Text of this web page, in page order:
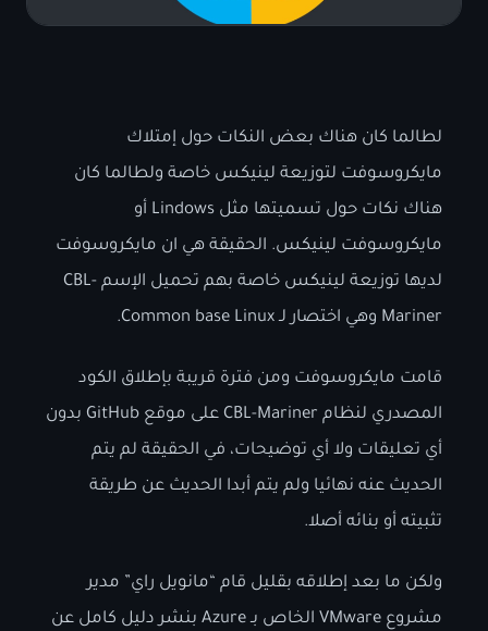
لطالما كان هناك بعض النكات حول إمتلاك
مايكروسوفت لتوزيعة لينيكس خاصة ولطالما كان
هناك نكات حول تسميتها مثل Lindows أو
مايكروسوفت لينيكس. الحقيقة هي ان مايكروسوفت
لديها توزيعة لينيكس خاصة بهم تحميل الإسم CBL-
Mariner وهي اختصار لـ Common base Linux.
قامت مايكروسوفت ومن فترة قريبة بإطلاق الكود
المصدري لنظام CBL-Mariner على موقع GitHub بدون
أي تعليقات ولا أي توضيحات، في الحقيقة لم يتم
الحديث عنه نهائيا ولم يتم أبدا الحديث عن طريقة
تثبيته أو بنائه أصلا.
ولكن ما بعد إطلاقه بقليل قام “مانويل راي” مدير
مشروع VMware الخاص بـ Azure بنشر دليل كامل عن